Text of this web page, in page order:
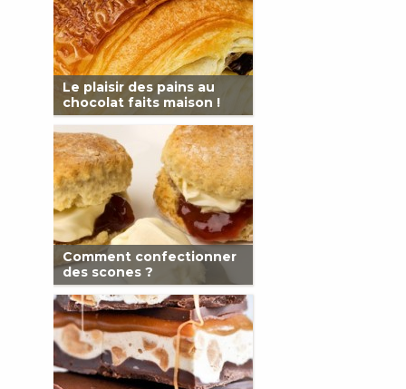
Le plaisir des pains au
chocolat faits maison !
Comment confectionner
des scones ?